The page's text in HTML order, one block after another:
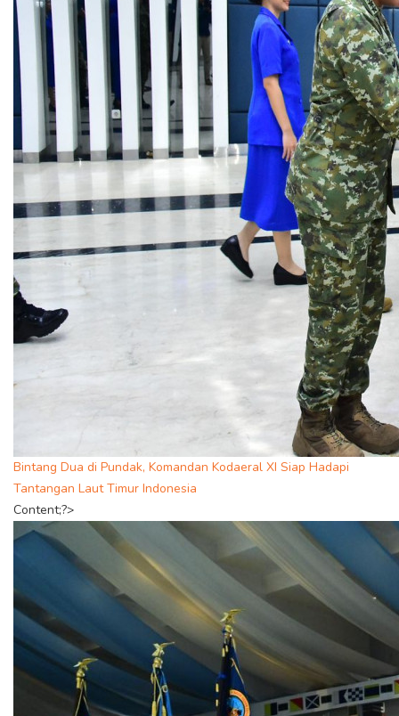
Bintang Dua di Pundak, Komandan Kodaeral XI Siap Hadapi
Tantangan Laut Timur Indonesia
Content;?>